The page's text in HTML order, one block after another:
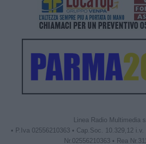
Linea Radio Multimedia
• P.Iva 02556210363 • Cap.Soc. 10.329,12
Nr.02556210363 • Rea